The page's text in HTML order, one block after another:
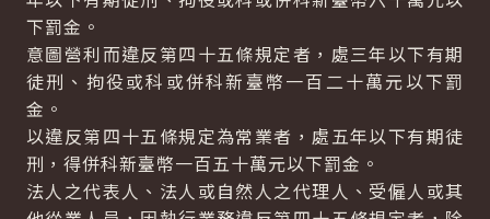
下罰金。
意圖營利而違反第四十五條規定者，處三年以下有期
徒刑、拘役或科或併科新臺幣一百二十萬元以下罰
金。
以違反第四十五條規定為常業者，處五年以下有期徒
刑，得併科新臺幣一百五十萬元以下罰金。
法人之代表人、法人或自然人之代理人、受僱人或其